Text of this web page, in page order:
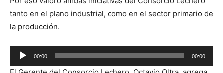
audio
tanto en el plano industrial, como en el sector primario de
la producción.
Reproductor
de
00:00 00:00